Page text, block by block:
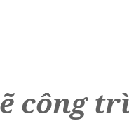
công